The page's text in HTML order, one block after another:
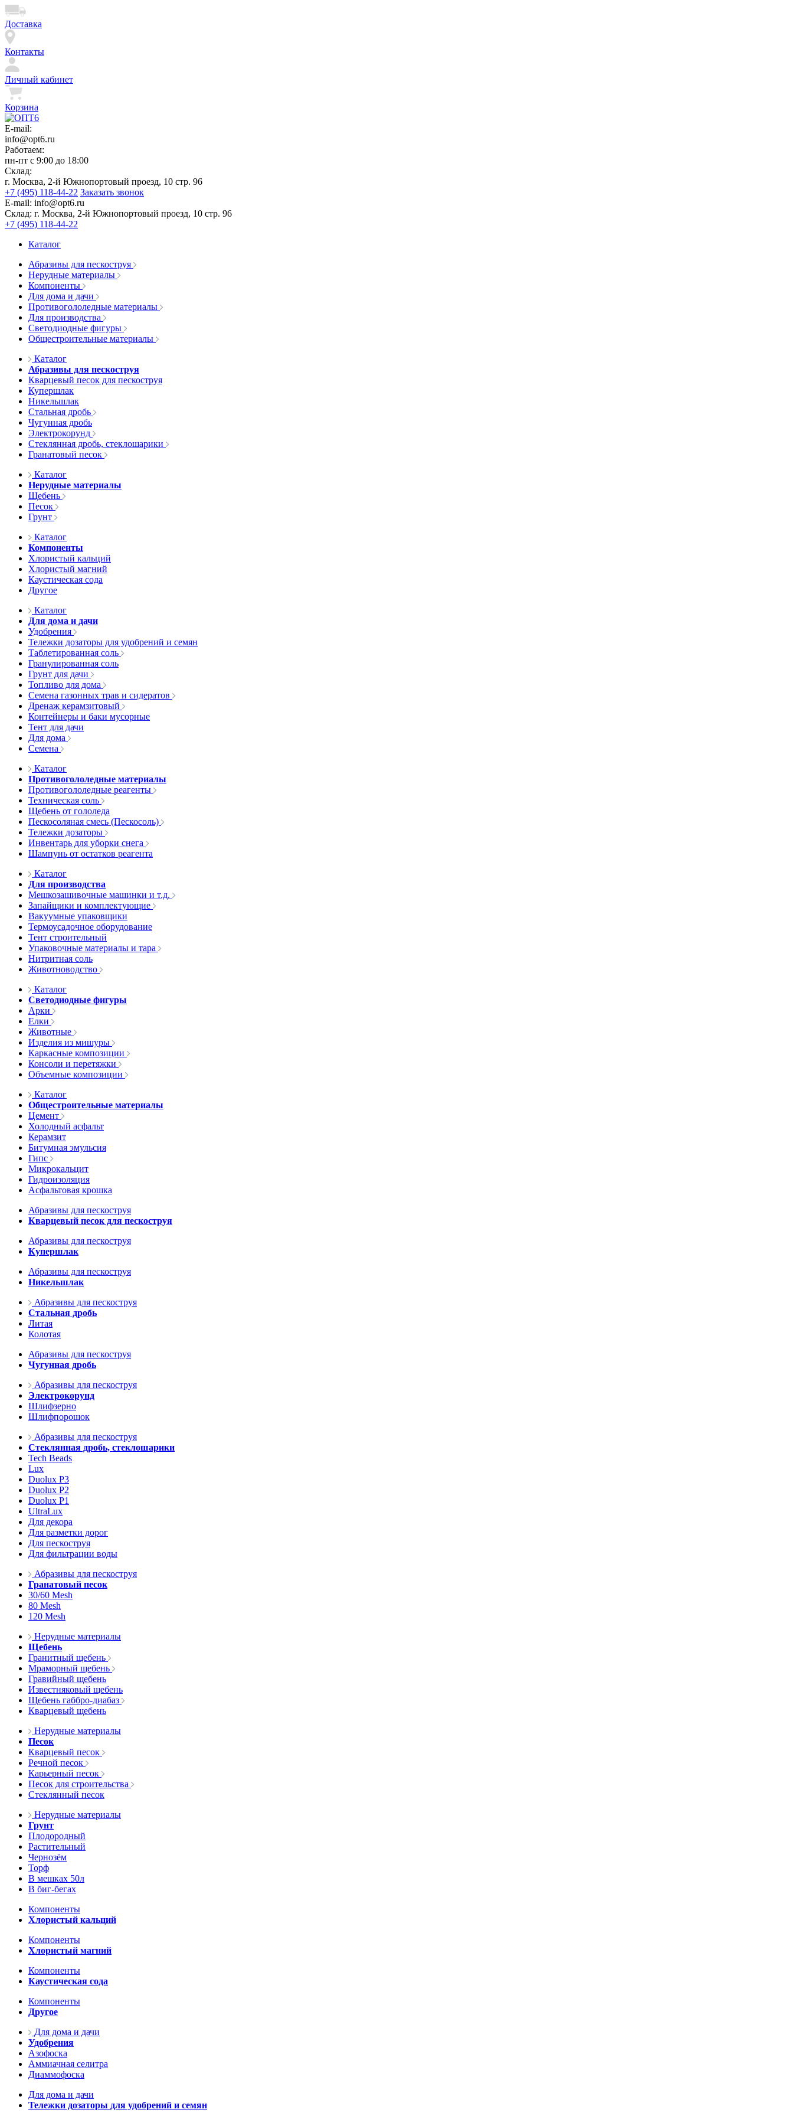
Доставка
Контакты
Личный кабинет
Корзина
E-mail:
info@opt6.ru
Работаем:
пн-пт с 9:00 до 18:00
Склад:
г. Москва, 2-й Южнопортовый проезд, 10 стр. 96
+7 (495) 118-44-22 Заказать звонок
E-mail: info@opt6.ru
Склад: г. Москва, 2-й Южнопортовый проезд, 10 стр. 96
+7 (495) 118-44-22
Каталог
Абразивы для пескоструя
Нерудные материалы
Компоненты
Для дома и дачи
Противогололедные материалы
Для производства
Светодиодные фигуры
Общестроительные материалы
Каталог
Абразивы для пескоструя
Кварцевый песок для пескоструя
Купершлак
Никельшлак
Стальная дробь
Чугунная дробь
Электрокорунд
Стеклянная дробь, стеклошарики
Гранатовый песок
Каталог
Нерудные материалы
Щебень
Песок
Грунт
Каталог
Компоненты
Хлористый кальций
Хлористый магний
Каустическая сода
Другое
Каталог
Для дома и дачи
Удобрения
Тележки дозаторы для удобрений и семян
Таблетированная соль
Гранулированная соль
Грунт для дачи
Топливо для дома
Семена газонных трав и сидератов
Дренаж керамзитовый
Контейнеры и баки мусорные
Тент для дачи
Для дома
Семена
Каталог
Противогололедные материалы
Противогололедные реагенты
Техническая соль
Щебень от гололеда
Пескосоляная смесь (Пескосоль)
Тележки дозаторы
Инвентарь для уборки снега
Шампунь от остатков реагента
Каталог
Для производства
Мешкозашивочные машинки и т.д.
Запайщики и комплектующие
Вакуумные упаковщики
Термоусадочное оборудование
Тент строительный
Упаковочные материалы и тара
Нитритная соль
Животноводство
Каталог
Светодиодные фигуры
Арки
Елки
Животные
Изделия из мишуры
Каркасные композиции
Консоли и перетяжки
Объемные композиции
Каталог
Общестроительные материалы
Цемент
Холодный асфальт
Керамзит
Битумная эмульсия
Гипс
Микрокальцит
Гидроизоляция
Асфальтовая крошка
Абразивы для пескоструя
Кварцевый песок для пескоструя
Абразивы для пескоструя
Купершлак
Абразивы для пескоструя
Никельшлак
Абразивы для пескоструя
Стальная дробь
Литая
Колотая
Абразивы для пескоструя
Чугунная дробь
Абразивы для пескоструя
Электрокорунд
Шлифзерно
Шлифпорошок
Абразивы для пескоструя
Стеклянная дробь, стеклошарики
Tech Beads
Lux
Duolux P3
Duolux P2
Duolux P1
UltraLux
Для декора
Для разметки дорог
Для пескоструя
Для фильтрации воды
Абразивы для пескоструя
Гранатовый песок
30/60 Mesh
80 Mesh
120 Mesh
Нерудные материалы
Щебень
Гранитный щебень
Мраморный щебень
Гравийный щебень
Известняковый щебень
Щебень габбро-диабаз
Кварцевый щебень
Нерудные материалы
Песок
Кварцевый песок
Речной песок
Карьерный песок
Песок для строительства
Стеклянный песок
Нерудные материалы
Грунт
Плодородный
Растительный
Чернозём
Торф
В мешках 50л
В биг-бегах
Компоненты
Хлористый кальций
Компоненты
Хлористый магний
Компоненты
Каустическая сода
Компоненты
Другое
Для дома и дачи
Удобрения
Азофоска
Аммиачная селитра
Диаммофоска
Для дома и дачи
Тележки дозаторы для удобрений и семян